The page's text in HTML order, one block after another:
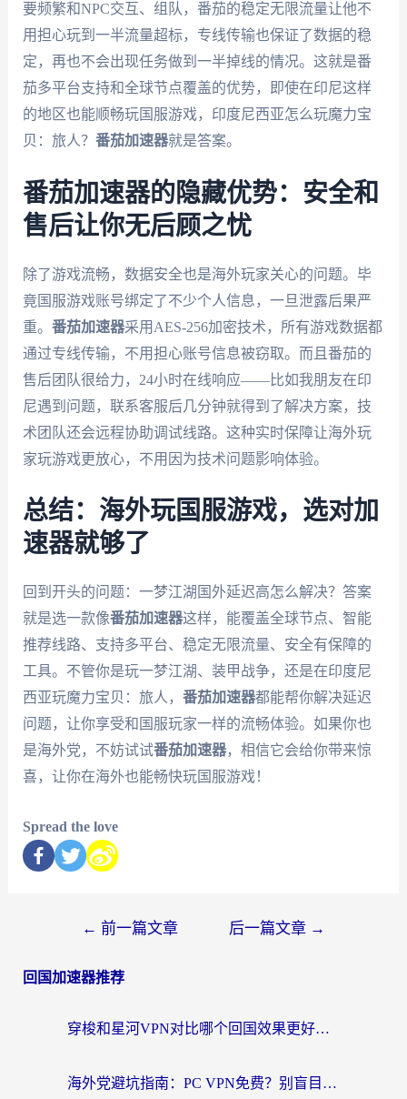
要频繁和NPC交互、组队，番茄的稳定无限流量让他不
用担心玩到一半流量超标，专线传输也保证了数据的稳
定，再也不会出现任务做到一半掉线的情况。这就是番
茄多平台支持和全球节点覆盖的优势，即使在印尼这样
的地区也能顺畅玩国服游戏，印度尼西亚怎么玩魔力宝
贝：旅人？ 番茄加速器就是答案。
番茄加速器的隐藏优势：安全和
售后让你无后顾之忧
除了游戏流畅，数据安全也是海外玩家关心的问题。毕
竟国服游戏账号绑定了不少个人信息，一旦泄露后果严
重。 番茄加速器采用AES-256加密技术，所有游戏数据都
通过专线传输，不用担心账号信息被窃取。而且番茄的
售后团队很给力，24小时在线响应——比如我朋友在印
尼遇到问题，联系客服后几分钟就得到了解决方案，技
术团队还会远程协助调试线路。这种实时保障让海外玩
家玩游戏更放心，不用因为技术问题影响体验。
总结：海外玩国服游戏，选对加
速器就够了
回到开头的问题：一梦江湖国外延迟高怎么解决？答案
就是选一款像番茄加速器这样，能覆盖全球节点、智能
推荐线路、支持多平台、稳定无限流量、安全有保障的
工具。不管你是玩一梦江湖、装甲战争，还是在印度尼
西亚玩魔力宝贝：旅人， 番茄加速器都能帮你解决延迟
问题，让你享受和国服玩家一样的流畅体验。如果你也
是海外党，不妨试试番茄加速器，相信它会给你带来惊
喜，让你在海外也能畅快玩国服游戏！
Spread the love
← 前一篇文章 后一篇文章 →
回国加速器推荐
穿梭和星河VPN对比哪个回国效果更好？海外党亲测5款加速器的无缝访问指南
海外党避坑指南：PC VPN免费？别盲目！教你选对回国加速器无缝刷国内资源